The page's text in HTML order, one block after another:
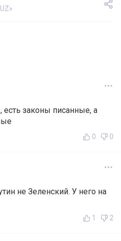
есть законы писанные, а
0 0
не Зеленский. У него на
1 2